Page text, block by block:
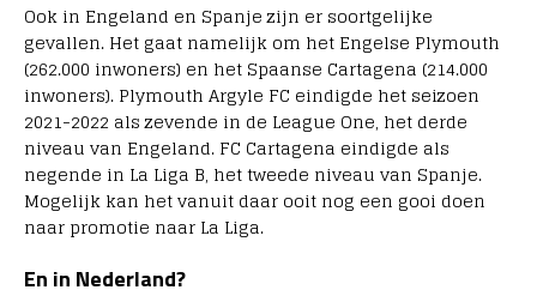
Ook in Engeland en Spanje zijn er soortgelijke
gevallen. Het gaat namelijk om het Engelse Plymouth
(262.000 inwoners) en het Spaanse Cartagena (214.000
inwoners). Plymouth Argyle FC eindigde het seizoen
2021-2022 als zevende in de League One, het derde
niveau van Engeland. FC Cartagena eindigde als
negende in La Liga B, het tweede niveau van Spanje.
Mogelijk kan het vanuit daar ooit nog een gooi doen
naar promotie naar La Liga.
En in Nederland?